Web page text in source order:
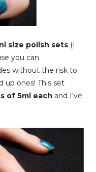
size polish sets (I
you can
without the risk to
up ones! This set
of 5ml each and I've